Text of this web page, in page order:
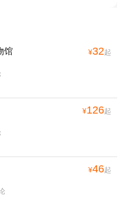
馆 ¥32起
¥126起
¥46起